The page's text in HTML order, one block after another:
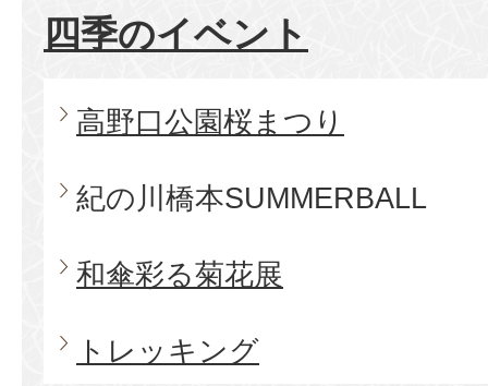
四季のイベント
高野口公園桜まつり
紀の川橋本SUMMERBALL
和傘彩る菊花展
トレッキング